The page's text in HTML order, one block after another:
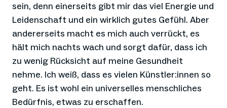
sein, denn einerseits gibt mir das viel Energie und
Leidenschaft und ein wirklich gutes Gefühl. Aber
andererseits macht es mich auch verrückt, es
hält mich nachts wach und sorgt dafür, dass ich
zu wenig Rücksicht auf meine Gesundheit
nehme. Ich weiß, dass es vielen Künstler:innen so
geht. Es ist wohl ein universelles menschliches
Bedürfnis, etwas zu erschaffen.